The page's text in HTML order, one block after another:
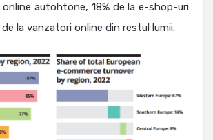
online autohtone, 18% de la e-shop-uri
la vanzatori online din restul lumii.